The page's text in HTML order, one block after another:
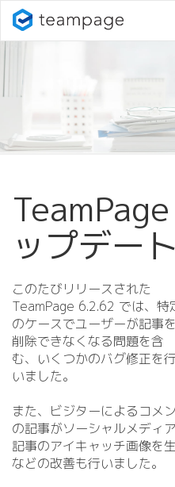
ップデー
このたびリリースされた
TeamPage 6.2.62 では、特
のケースでユーザーが記事を
削除できなくなる問題を含
む、いくつかのバグ修正を行
いました。
また、ビジターによるコメ
の記事がソーシャルメディ
記事のアイキャッチ画像を
などの改善も行いました。